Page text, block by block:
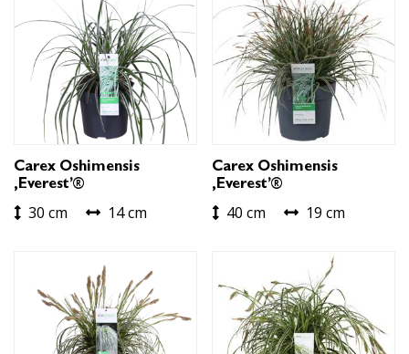
Carex Oshimensis
‚Everest’®
30 cm 14 cm
Carex Oshimensis
‚Everest’®
40 cm 19 cm